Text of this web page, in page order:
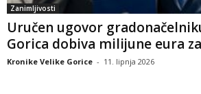
Zanimljivosti
Uručen ugovor
Gorica dobiva milijune eura
Kronike Velike Gorice - 11. lipnja 2026